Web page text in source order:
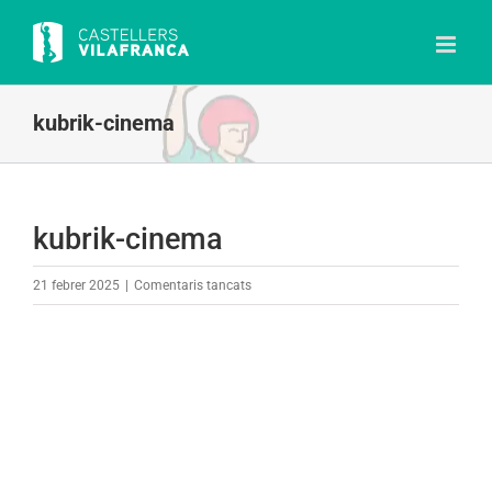
content
kubrik-cinema
kubrik-cinema
21 febrer 2025 Comentaris tancatsa